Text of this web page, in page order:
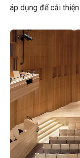
áp dụng để cải